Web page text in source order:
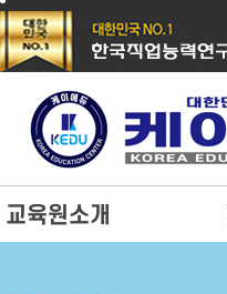
교육원소개